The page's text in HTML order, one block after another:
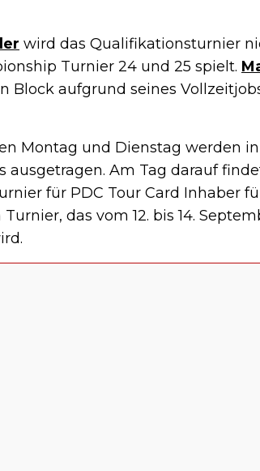
wird das Qualifikationsturnier
Turnier 24 und 25 spielt.
Block aufgrund seines
Montag und Dienstag werden
ausgetragen. Am Tag darauf
für PDC Tour Card Inhaber
das vom 12. bis 14.